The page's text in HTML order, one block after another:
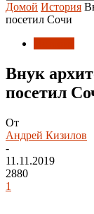
Домой История
посетил Сочи
Внук
посетил
От
Андрей Кизилов
-
11.11.2019
2880
1